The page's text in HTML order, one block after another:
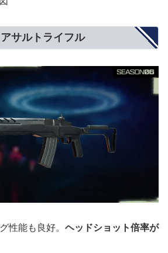
サルトライフル
性能も良好。 ヘッドショット倍率が